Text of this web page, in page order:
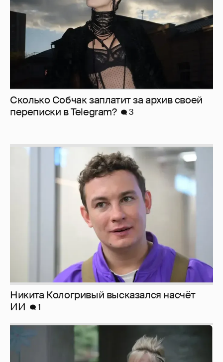
Сколько Собчак заплатит за архив своей
перeписки в Telegram?
3
Никита Кологривый высказался насчёт
ИИ
1